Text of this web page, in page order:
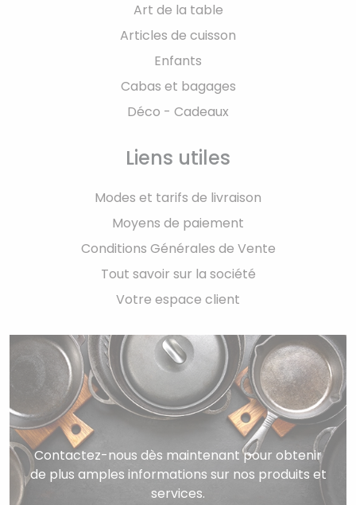
Art de la table
Articles de cuisson
Enfants
Cabas et bagages
Déco - Cadeaux
Liens utiles
Modes et tarifs de livraison
Moyens de paiement
Conditions Générales de Vente
Tout savoir sur la société
Votre espace client
Contactez-nous dès maintenant pour obtenir
de plus amples informations sur nos produits et
services.